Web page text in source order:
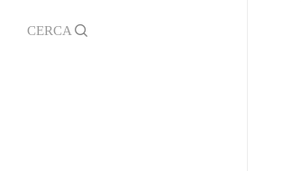
Guarda i video delle corse